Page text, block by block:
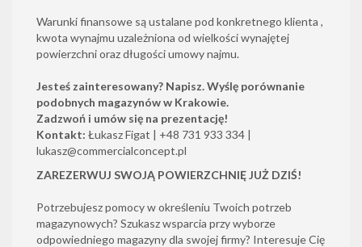
Warunki finansowe są ustalane pod konkretnego klienta ,
kwota wynajmu uzależniona od wielkości wynajętej
powierzchni oraz długości umowy najmu.
Jesteś zainteresowany? Napisz. Wyślę porównanie
podobnych magazynów w Krakowie.
Zadzwoń i umów się na prezentację!
Kontakt: Łukasz Figat | +48 731 933 334 |
lukasz@commercialconcept.pl
ZAREZERWUJ SWOJĄ POWIERZCHNIĘ JUŻ DZIŚ!
Potrzebujesz pomocy w określeniu Twoich potrzeb
magazynowych? Szukasz wsparcia przy wyborze
odpowiedniego magazyny dla swojej firmy? Interesuje Cię